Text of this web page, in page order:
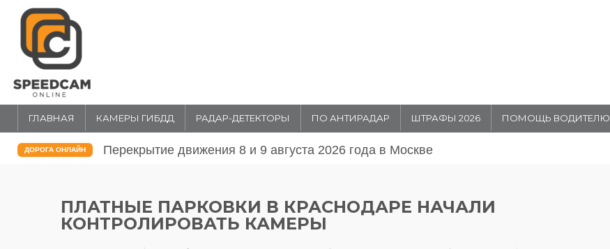
ГЛАВНАЯ КАМЕРЫ ГИБДД РАДАР-ДЕТЕКТОРЫ ПО АНТИРАДАР ШТРАФЫ 2026 ПОМОЩЬ ВОДИТЕЛЮ
ДОРОГА ОНЛАЙН Перекрытие движения 31 июля и 1 августа 20026 года в Москве
ПЛАТНЫЕ ПАРКОВКИ В КРАСНОДАРЕ НАЧАЛИ
КОНТРОЛИРОВАТЬ КАМЕРЫ